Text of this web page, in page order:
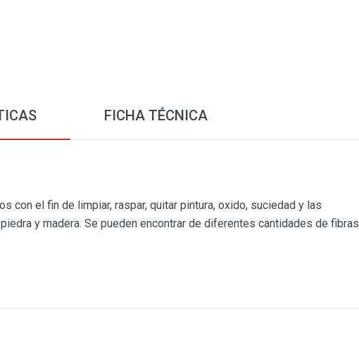
FICHA TÉCNICA
con el fin de limpiar, raspar, quitar pintura, oxido, suciedad y las
y madera. Se pueden encontrar de diferentes cantidades de fibras